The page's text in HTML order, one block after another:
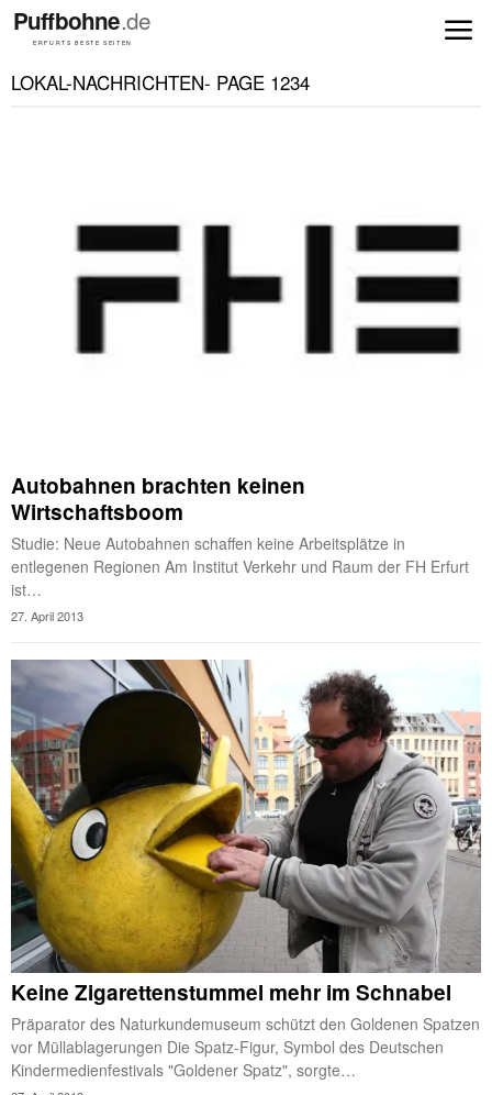
LOKAL-NACHRICHTEN- PAGE 1234
Autobahnen brachten keinen
Wirtschaftsboom
Studie: Neue Autobahnen schaffen keine Arbeitsplätze in
entlegenen Regionen Am Institut Verkehr und Raum der FH Erfurt
ist…
27. April 2013
Keine Zigarettenstummel mehr im Schnabel
Präparator des Naturkundemuseum schützt den Goldenen Spatzen
vor Müllablagerungen Die Spatz-Figur, Symbol des Deutschen
Kindermedienfestivals "Goldener Spatz", sorgte…